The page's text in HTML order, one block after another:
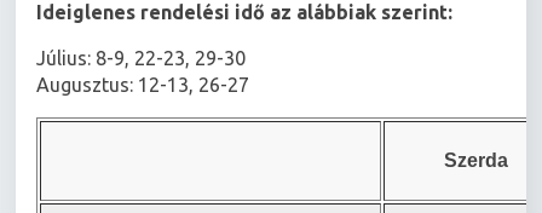
Ideiglenes rendelési idő az alábbiak szerint:
Július: 8-9, 22-23, 29-30
Augusztus: 12-13, 26-27
Szerda